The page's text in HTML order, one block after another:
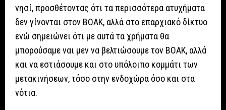
νησί, προσθέτοντας ότι τα περισσότερα ατυχήματα
δεν γίνονται στον ΒΟΑΚ, αλλά στο επαρχιακό δίκτυο
ενώ σημειώνει ότι με αυτά τα χρήματα θα
μπορούσαμε ναι μεν να βελτιώσουμε τον ΒΟΑΚ, αλλά
και να εστιάσουμε και στο υπόλοιπο κομμάτι των
μετακινήσεων, τόσο στην ενδοχώρα όσο και στα
νότια.